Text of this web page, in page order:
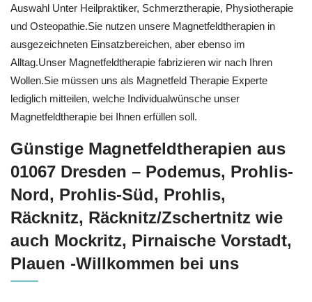
Auswahl Unter Heilpraktiker, Schmerztherapie, Physiotherapie
und Osteopathie.Sie nutzen unsere Magnetfeldtherapien in
ausgezeichneten Einsatzbereichen, aber ebenso im
Alltag.Unser Magnetfeldtherapie fabrizieren wir nach Ihren
Wollen.Sie müssen uns als Magnetfeld Therapie Experte
lediglich mitteilen, welche Individualwünsche unser
Magnetfeldtherapie bei Ihnen erfüllen soll.
Günstige Magnetfeldtherapien aus
01067 Dresden – Podemus, Prohlis-
Nord, Prohlis-Süd, Prohlis,
Räcknitz, Räcknitz/Zschertnitz wie
auch Mockritz, Pirnaische Vorstadt,
Plauen -Willkommen bei uns